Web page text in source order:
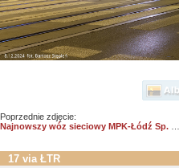
Poprzednie zdjęcie:
Najnowszy wóz sieciowy MPK-Łódź Sp. z o.o.
17 via ŁTR